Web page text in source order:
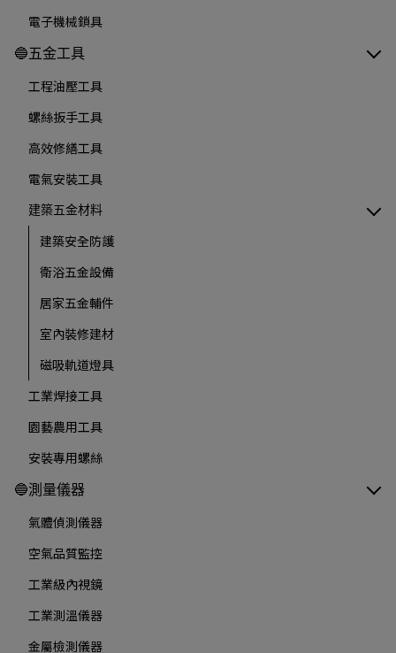
電子機械鎖具
🔵五金工具
工程油壓工具
螺絲扳手工具
高效修繕工具
電氣安裝工具
建築五金材料
建築安全防護
衛浴五金設備
居家五金輔件
室內裝修建材
磁吸軌道燈具
工業焊接工具
園藝農用工具
安裝專用螺絲
🔵測量儀器
氣體偵測儀器
空氣品質監控
工業級內視鏡
工業測溫儀器
金屬檢測儀器